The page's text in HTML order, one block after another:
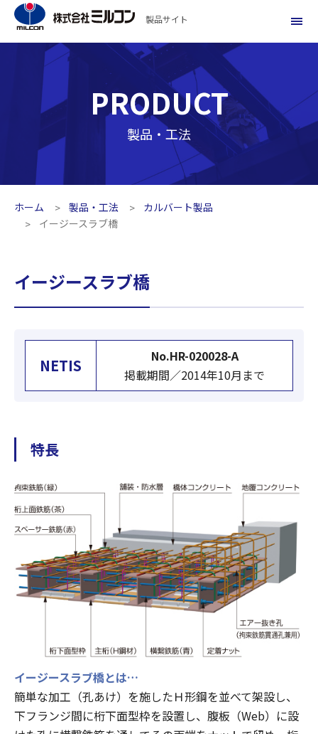
製品サイト
PRODUCT
製品・工法
ホーム 製品・工法
カルバート製品
イージースラブ橋
イージースラブ橋
NETIS
No.HR-020028-A
掲載期間／2014年10月まで
特長
イージースラブ橋とは…
簡単な加工（孔あけ）を施したＨ形鋼を並べて架設し、
下フランジ間に桁下面型枠を設置し、腹板（Web）に設